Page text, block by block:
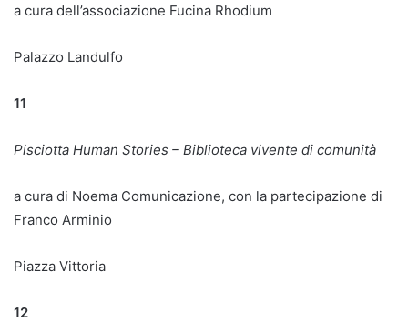
a cura dell’associazione Fucina Rhodium
Palazzo Landulfo
11
Pisciotta Human Stories – Biblioteca vivente di comunità
a cura di Noema Comunicazione, con la partecipazione di
Franco Arminio
Piazza Vittoria
12